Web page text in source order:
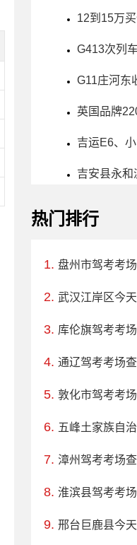
12到15万
G413次列
热门排行
武汉江岸区今
邢台巨鹿县今